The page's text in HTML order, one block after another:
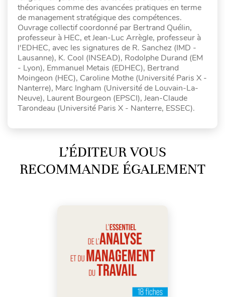
théoriques comme des avancées pratiques en terme
de management stratégique des compétences.
Ouvrage collectif coordonné par Bertrand Quélin,
professeur à HEC, et Jean-Luc Arrègle, professeur à
l'EDHEC, avec les signatures de R. Sanchez (IMD -
Lausanne), K. Cool (INSEAD), Rodolphe Durand (EM
- Lyon), Emmanuel Metais (EDHEC), Bertrand
Moingeon (HEC), Caroline Mothe (Université Paris X -
Nanterre), Marc Ingham (Université de Louvain-La-
Neuve), Laurent Bourgeon (EPSCI), Jean-Claude
Tarondeau (Université Paris X - Nanterre, ESSEC).
L’ÉDITEUR VOUS
RECOMMANDE ÉGALEMENT